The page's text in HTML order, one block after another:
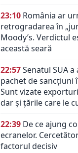
23:10 România ar
retrogradarea în
Moody’s. Verdictul
această seară
22:57Senatul SUA
pachet de sancțiuni
Sunt vizate
dar și țările care le
22:39 De ce ajung
ecranelor.
factorul decisiv